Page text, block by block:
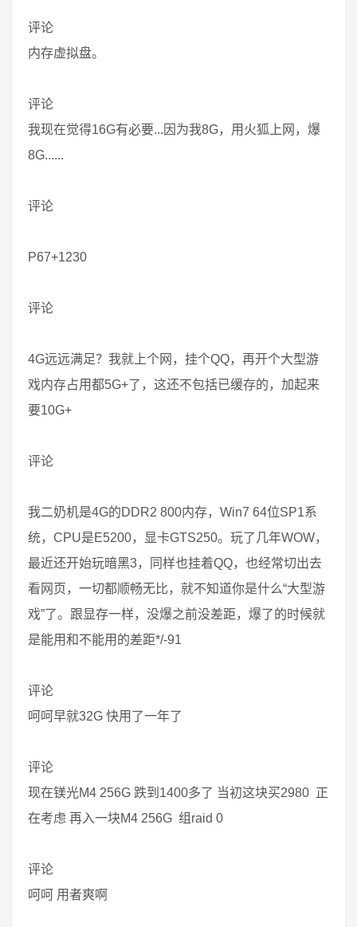
评论
内存虚拟盘。
评论
我现在觉得16G有必要...因为我8G，用火狐上网，爆
8G......
评论
P67+1230
评论
4G远远满足？我就上个网，挂个QQ，再开个大型游
戏内存占用都5G+了，这还不包括已缓存的，加起来
要10G+
评论
我二奶机是4G的DDR2 800内存，Win7 64位SP1系
统，CPU是E5200，显卡GTS250。玩了几年WOW，
最近还开始玩暗黑3，同样也挂着QQ，也经常切出去
看网页，一切都顺畅无比，就不知道你是什么“大型游
戏”了。跟显存一样，没爆之前没差距，爆了的时候就
是能用和不能用的差距*/-91
评论
呵呵早就32G 快用了一年了
评论
现在镁光M4 256G 跌到1400多了 当初这块买2980 正
在考虑 再入一块M4 256G 组raid 0
评论
呵呵 用者爽啊